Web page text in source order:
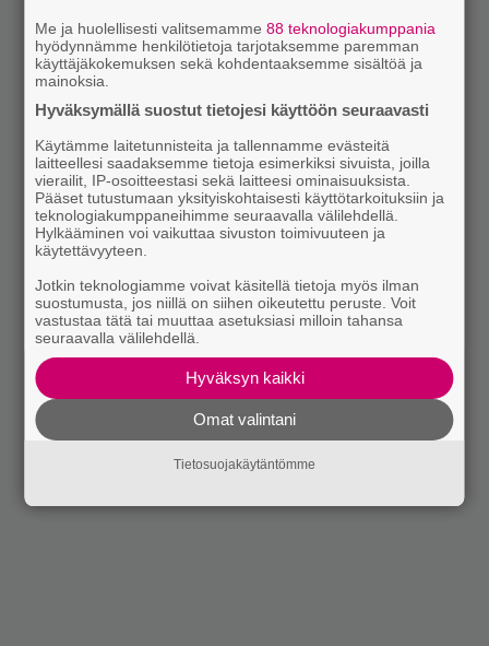
Me ja huolellisesti valitsemamme88 teknologiakumppania
hyödynnämme henkilötietoja tarjotaksemme paremman
käyttäjäkokemuksen sekä kohdentaaksemme sisältöä ja
mainoksia.
Hyväksymällä suostut tietojesi käyttöön seuraavasti
Käytämme laitetunnisteita ja tallennamme evästeitä
laitteellesi saadaksemme tietoja esimerkiksi sivuista, joilla
vierailit, IP-osoitteestasi sekä laitteesi ominaisuuksista.
Pääset tutustumaan yksityiskohtaisesti käyttötarkoituksiin ja
teknologiakumppaneihimme seuraavalla välilehdellä.
Hylkääminen voi vaikuttaa sivuston toimivuuteen ja
käytettävyyteen.
Jotkin teknologiamme voivat käsitellä tietoja myös ilman
suostumusta, jos niillä on siihen oikeutettu peruste. Voit
vastustaa tätä tai muuttaa asetuksiasi milloin tahansa
seuraavalla välilehdellä.
Hyväksyn kaikki
Omat valintani
Tietosuojakäytäntömme